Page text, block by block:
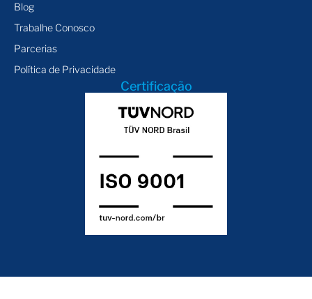
Blog
Trabalhe Conosco
Parcerias
Política de Privacidade
Certificação